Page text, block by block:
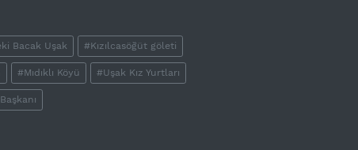
Bacak Uşak #Kızılcasöğüt göleti
#Mıdıklı Köyü #Uşak Kız Yurtları